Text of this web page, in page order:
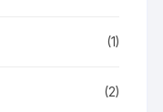
(1)
(2)